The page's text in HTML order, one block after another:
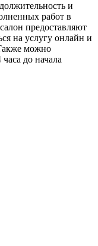
и
работ в
предоставляют
на услугу онлайн и
можно
до начала